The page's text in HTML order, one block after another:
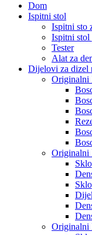
Dom
Ispitni stol
Ispitni sto
Ispitni stol
Tester
Alat za
Dijelovi za dizel
Originalni
Originalni
Originalni